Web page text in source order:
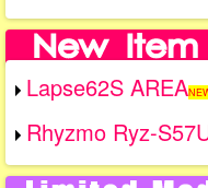
Lapse62S AREA
Rhyzmo Ryz-